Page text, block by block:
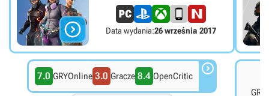
 Data wydania:26 września 2017
7.0 GRYOnline 3.0 Gracze 8.4 OpenCritic 